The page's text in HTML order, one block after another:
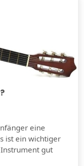
eine
ist ein wichtiger
gut